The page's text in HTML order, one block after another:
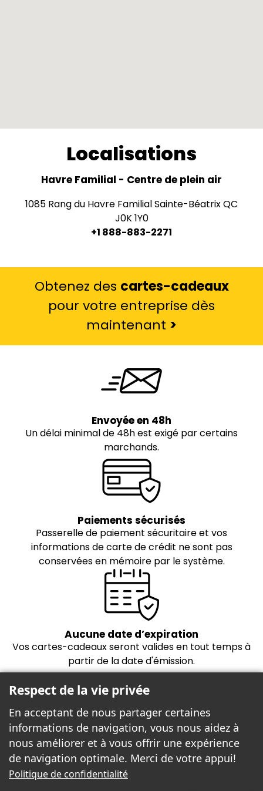
Localisations
Havre Familial - Centre de plein air
1085 Rang du Havre Familial Sainte-Béatrix QC
J0K 1Y0
+1 888-883-2271
Obtenez des cartes-cadeaux
pour votre entreprise dès
maintenant >
Envoyée en 48h
Un délai minimal de 48h est exigé par certains
marchands.
Paiements sécurisés
Passerelle de paiement sécuritaire et vos
informations de carte de crédit ne sont pas
conservées en mémoire par le système.
Aucune date d’expiration
Vos cartes-cadeaux seront valides en tout temps à
partir de la date d'émission.
Freebees est fier de propulser la boutique
Respect de la vie privée
En acceptant de nous partager certaines
informations de navigation, vous nous aidez à
nous améliorer et à vous offrir une expérience
de navigation optimale. Merci de votre appui!
Politique de confidentialité